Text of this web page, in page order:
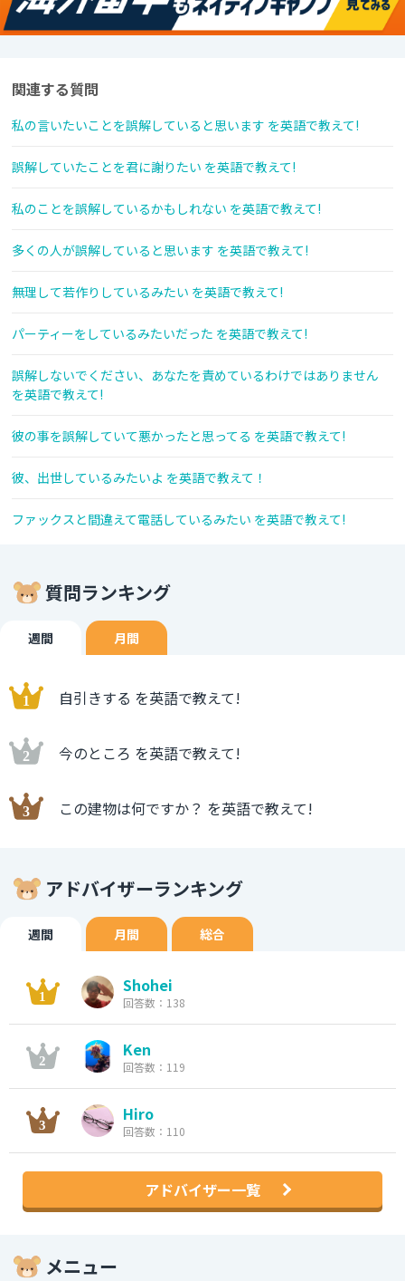
関連する質問
私の言いたいことを誤解していると思います を英語で教えて!
誤解していたことを君に謝りたい を英語で教えて!
私のことを誤解しているかもしれない を英語で教えて!
多くの人が誤解していると思います を英語で教えて!
無理して若作りしているみたい を英語で教えて!
パーティーをしているみたいだった を英語で教えて!
誤解しないでください、あなたを責めているわけではありません
を英語で教えて!
彼の事を誤解していて悪かったと思ってる を英語で教えて!
彼、出世しているみたいよ を英語で教えて！
ファックスと間違えて電話しているみたい を英語で教えて!
質問ランキング
週間 月間
自引きする を英語で教えて!
今のところ を英語で教えて!
この建物は何ですか？ を英語で教えて!
アドバイザーランキング
週間 月間 総合
Shohei
回答数：138
Ken
回答数：119
Hiro
回答数：110
アドバイザー一覧
メニュー